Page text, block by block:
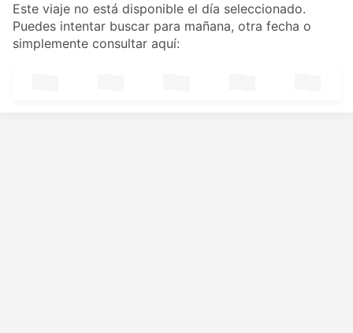
Este viaje no está disponible el día seleccionado.
Puedes intentar buscar para mañana, otra fecha o
simplemente consultar aquí: